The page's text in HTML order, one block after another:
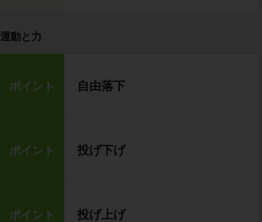
運動と力
ポイント 自由落下
ポイント 投げ下げ
ポイント 投げ上げ